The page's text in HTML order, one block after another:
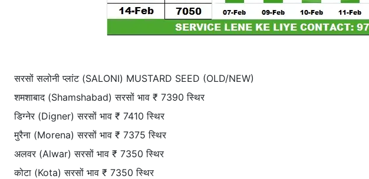
सरसों सलोनी प्लांट (SALONI) MUSTARD SEED (OLD/NEW)
शमशाबाद (Shamshabad) सरसों भाव ₹ 7390 स्थिर
डिग्नेर (Digner) सरसों भाव ₹ 7410 स्थिर
मुरैना (Morena) सरसों भाव ₹ 7375 स्थिर
अलवर (Alwar) सरसों भाव ₹ 7350 स्थिर
कोटा (Kota) सरसों भाव ₹ 7350 स्थिर